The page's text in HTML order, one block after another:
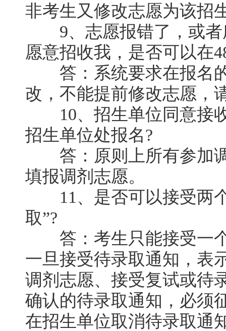
非考生又修改志愿为该招
9、志愿报错了，或者
愿意招收我，是否可以在
答：系统要求在报名的
改，不能提前修改志愿，
10、招生单位同意接
招生单位处报名?
答：原则上所有参加调
填报调剂志愿。
11、是否可以接受两个
取”?
答：考生只能接受一个
一旦接受待录取通知，表
调剂志愿、接受复试或待
确认的待录取通知，必须
在招生单位取消待录取通